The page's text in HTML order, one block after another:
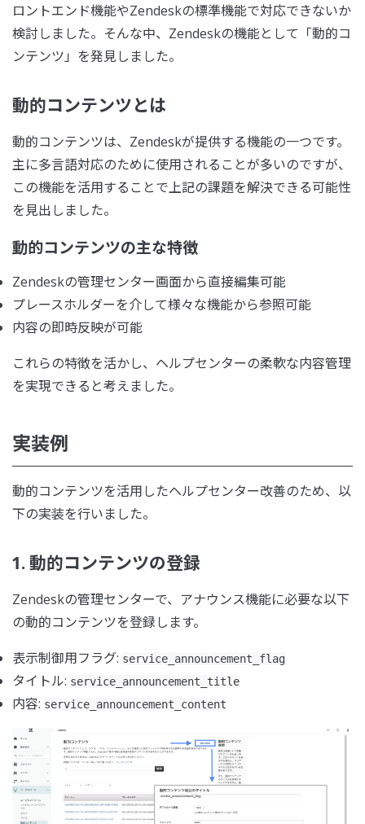
ロントエンド機能やZendeskの標準機能で対応できないか
検討しました。そんな中、Zendeskの機能として「動的コ
ンテンツ」を発見しました。
動的コンテンツとは
動的コンテンツは、Zendeskが提供する機能の一つです。
主に多言語対応のために使用されることが多いのですが、
この機能を活用することで上記の課題を解決できる可能性
を見出しました。
動的コンテンツの主な特徴
Zendeskの管理センター画面から直接編集可能
プレースホルダーを介して様々な機能から参照可能
内容の即時反映が可能
これらの特徴を活かし、ヘルプセンターの柔軟な内容管理
を実現できると考えました。
実装例
動的コンテンツを活用したヘルプセンター改善のため、以
下の実装を行いました。
1. 動的コンテンツの登録
Zendeskの管理センターで、アナウンス機能に必要な以下
の動的コンテンツを登録します。
表示制御用フラグ: service_announcement_flag
タイトル: service_announcement_title
内容: service_announcement_content